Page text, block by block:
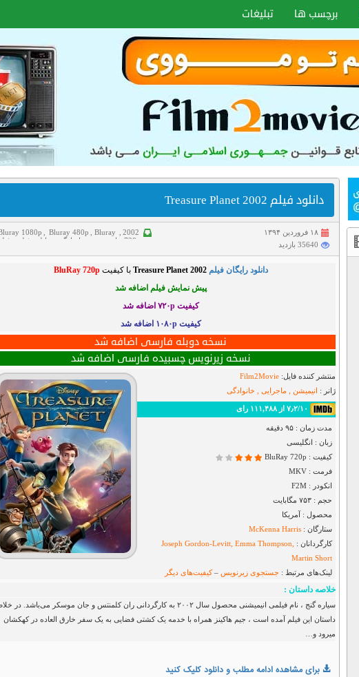
برچسب ها تبلیغات
دانلود فیلم Treasure Planet 2002
۱۸ فروردین ۱۳۹۴ 2002
1080p Bluray 480p
Bluray
720p
انیمیشن خانوادگی دانلود فیلم
فیلم
35640 بازدید
دانلود رایگان فیلم Treasure Planet 2002 با کیفیتBluRay 720p
پیش نمایش فیلم اضافه شد
کیفیت ۷۲۰p
اضافه شد
کیفیت ۱۰۸۰p اضافه شد
نسخه دوبله فارسی اضافه شد
نسخه زیرنویس چسبیده فارسی اضافه شد
منتشر کننده فایل: Film2Movie
ژانر : انیمیشن , ماجرایی , خانوادگی
مدت زمان : ۹۵ دقیقه
زبان : انگلیسی
کیفیت : BluRay 720p
فرمت : MKV
انکودر : F2M
حجم : ۷۵۳ مگابایت
محصول : آمریکا
ستارگان : McKenna Harris
کارگردانان :
Joseph Gordon-Levitt, Emma Thompson,
Martin Short
لینک‌های مرتبط : جستجوی زیرنویس –کیفیت‌های دیگر
خلاصه داستان :
سیاره گنج ، نام فیلمی انیمیشنی محصول سال ۲۰۰۲ به کارگردانی ران کلمنتس و جان موسکر می‌باشد. در
داستان این فیلم آمده است ، جیم هاکینز همراه با خدمه یک کشتی فضایی به یک سفر خارق العاده در کهکشان
میرود و…
برای مشاهده ادامه مطلب و دانلود کلیک کنید